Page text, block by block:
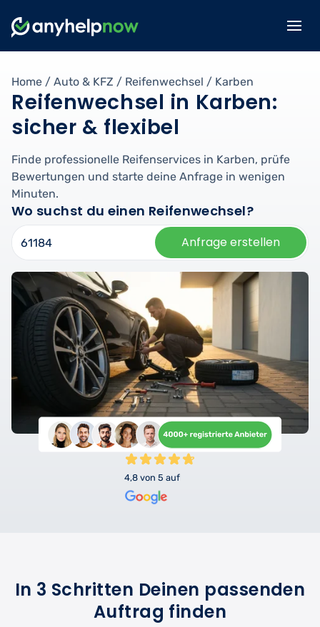
Home / Auto & KFZ / Reifenwechsel / Karben
Reifenwechsel in Karben:
sicher & flexibel
Finde professionelle Reifenservices in Karben, prüfe
Bewertungen und starte deine Anfrage in wenigen
Minuten.
Wo suchst du einen Reifenwechsel?
Anfrage erstellen
4,8 von 5 auf
In 3 Schritten Deinen passenden
Auftrag finden